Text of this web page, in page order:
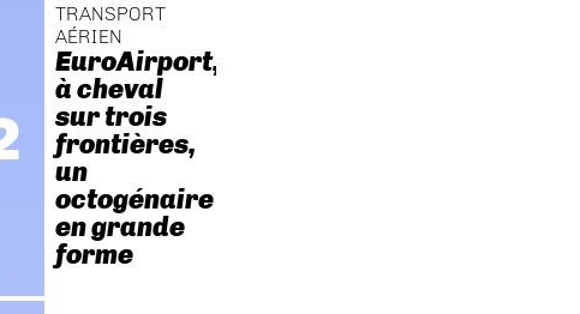
TRANSPORT
AÉRIEN
EuroAirport,
à cheval
sur trois
frontières,
un
octogénaire
en grande
forme